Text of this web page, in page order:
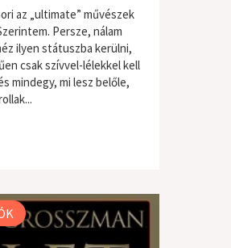
az „ultimate” művészek
Persze, nálam
ilyen státuszba kerülni,
csak szívvel-lélekkel kell
mindegy, mi lesz belőle,